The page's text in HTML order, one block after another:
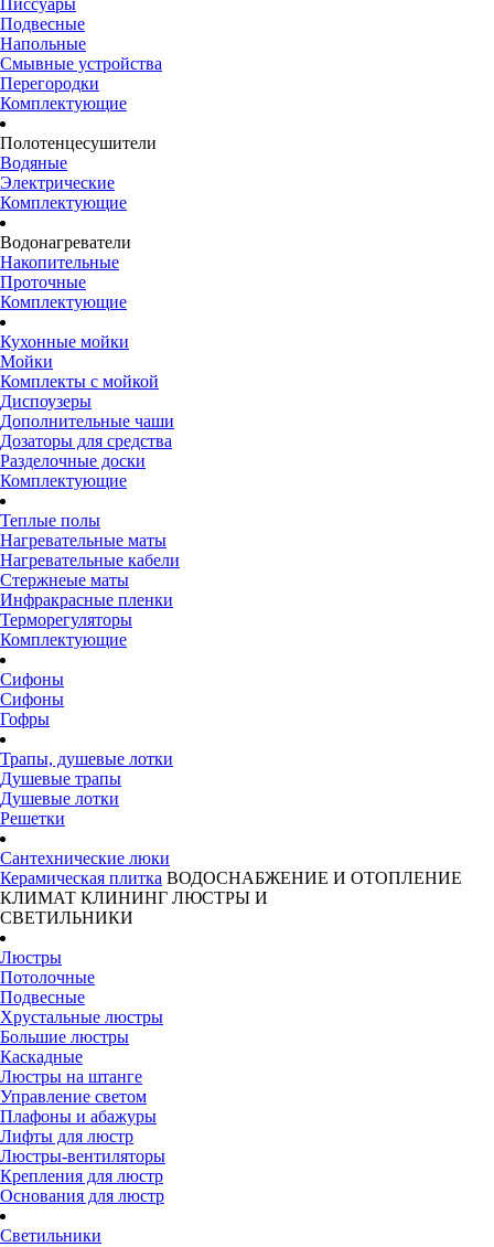
Писсуары
Подвесные
Напольные
Смывные устройства
Перегородки
Комплектующие
Полотенцесушители
Водяные
Электрические
Комплектующие
Водонагреватели
Накопительные
Проточные
Комплектующие
Кухонные мойки
Мойки
Комплекты с мойкой
Диспоузеры
Дополнительные чаши
Дозаторы для средства
Разделочные доски
Комплектующие
Теплые полы
Нагревательные маты
Нагревательные кабели
Стержнеые маты
Инфракрасные пленки
Терморегуляторы
Комплектующие
Сифоны
Сифоны
Гофры
Трапы, душевые лотки
Душевые трапы
Душевые лотки
Решетки
Сантехнические люки
Керамическая плитка ВОДОСНАБЖЕНИЕ И ОТОПЛЕНИЕ
КЛИМАТ КЛИНИНГ ЛЮСТРЫ И
СВЕТИЛЬНИКИ
Люстры
Потолочные
Подвесные
Хрустальные люстры
Большие люстры
Каскадные
Люстры на штанге
Управление светом
Плафоны и абажуры
Лифты для люстр
Люстры-вентиляторы
Крепления для люстр
Основания для люстр
Светильники